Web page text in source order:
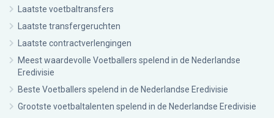
Laatste voetbaltransfers
Laatste transfergeruchten
Laatste contractverlengingen
Meest waardevolle Voetballers spelend in de Nederlandse
Eredivisie
Beste Voetballers spelend in de Nederlandse Eredivisie
Grootste voetbaltalenten spelend in de Nederlandse Eredivisie